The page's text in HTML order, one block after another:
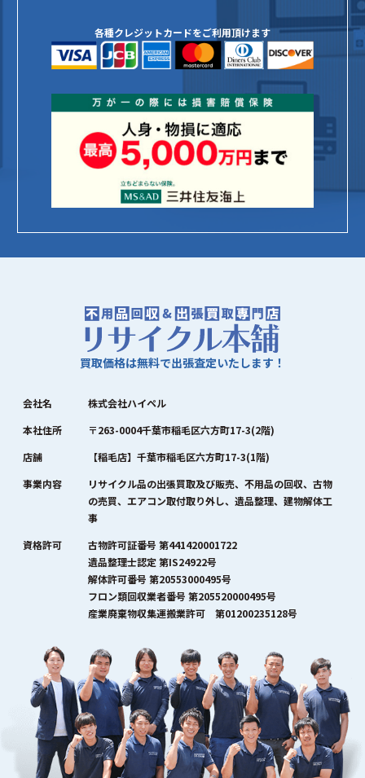
各種クレジットカードをご利用頂けます
買取価格は無料で出張査定いたします！
会社名
株式会社ハイペル
本社住所
〒263-0004千葉市稲毛区六方町17-3(2階)
店舗
【稲毛店】千葉市稲毛区六方町17-3(1階)
事業内容
リサイクル品の出張買取及び販売、不用品の回収、古物
の売買、エアコン取付取り外し、遺品整理、建物解体工
事
資格許可
古物許可証番号 第441420001722
遺品整理士認定 第IS24922号
解体許可番号 第20553000495号
フロン類回収業者番号 第205520000495号
産業廃棄物収集運搬業許可 第01200235128号